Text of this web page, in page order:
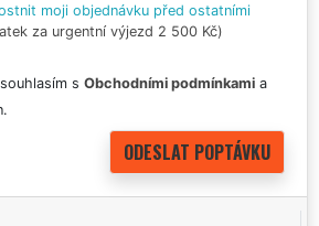
moji objednávku před ostatními
za urgentní výjezd 2 500 Kč)
s Obchodními podmínkami a